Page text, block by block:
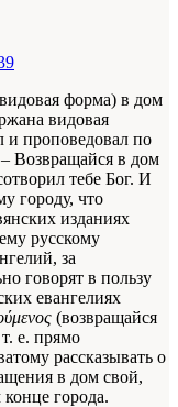
форма) в дом
видовая
и проповедовал по
Возвращайся в дом
тебе Бог. И
городу, что
изданиях
русскому
за
говорят в пользу
евангелиях
(возвращайся
е. прямо
рассказывать о
в дом свой,
города.